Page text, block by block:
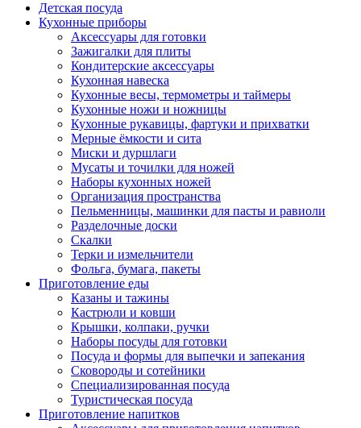
Детская посуда
Кухонные приборы
Аксессуары для готовки
Зажигалки для плиты
Кондитерские аксессуары
Кухонная навеска
Кухонные весы, термометры и таймеры
Кухонные ножи и ножницы
Кухонные рукавицы, фартуки и прихватки
Мерные ёмкости и сита
Миски и дуршлаги
Мусаты и точилки для ножей
Наборы кухонных ножей
Организация пространства
Пельменницы, машинки для пасты и равиоли
Разделочные доски
Скалки
Терки и измельчители
Фольга, бумага, пакеты
Приготовление еды
Казаны и тажины
Кастрюли и ковши
Крышки, колпаки, ручки
Наборы посуды для готовки
Посуда и формы для выпечки и запекания
Сковороды и сотейники
Специализированная посуда
Туристическая посуда
Приготовление напитков